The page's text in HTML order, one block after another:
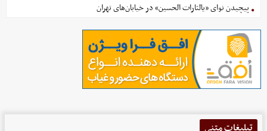
پیچیدن نوای «یالثارات الحسین» در خیابان‌های تهران
تبلیغات متنی